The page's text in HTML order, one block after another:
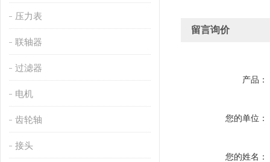
压力表
联轴器
过滤器
电机
齿轮轴
接头
留言询价
产品：
您的单位：
您的姓名：